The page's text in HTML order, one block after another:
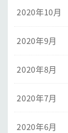
2020年10月
2020年9月
2020年8月
2020年7月
2020年6月